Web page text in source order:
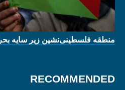
منطقه‌ فلسطینی‌نشین زیر سایه
RECOMMENDED